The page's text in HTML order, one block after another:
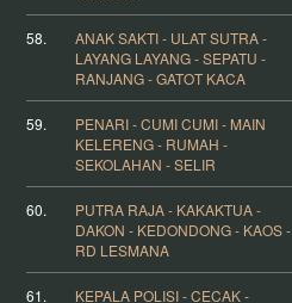
58.
ANAK SAKTI - ULAT SUTRA -
LAYANG LAYANG - SEPATU -
RANJANG - GATOT KACA
59.
PENARI - CUMI CUMI - MAIN
KELERENG - RUMAH -
SEKOLAHAN - SELIR
60.
PUTRA RAJA - KAKAKTUA -
DAKON - KEDONDONG - KAOS -
RD LESMANA
61.
KEPALA POLISI - CECAK -